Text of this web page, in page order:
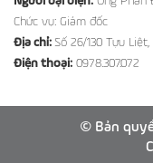
Chức vụ: Giám đốc
Địa chỉ: Số 26/130 Tựu
Điện thoại: 0978.307.072
© Bản